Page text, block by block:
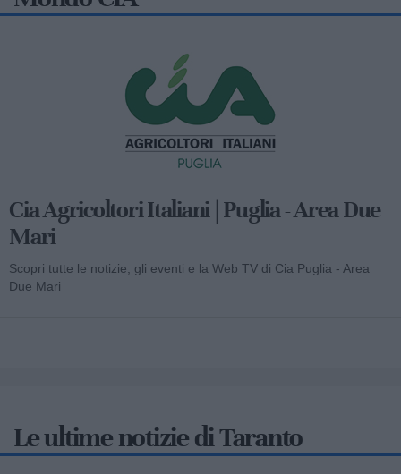
Cia Agricoltori Italiani | Puglia - Area Due
Mari
Scopri tutte le notizie, gli eventi e la Web TV di Cia Puglia - Area
Due Mari
Le ultime notizie di Taranto